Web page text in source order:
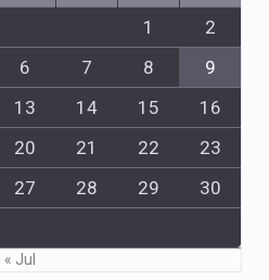
1
2
6 7 8
9
13 14 15
16
20 21 22
23
27 28 29
30
« Jul